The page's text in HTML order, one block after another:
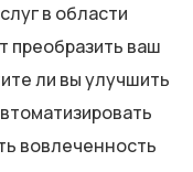
в области
преобразить ваш
ли вы улучшить
вовлеченность